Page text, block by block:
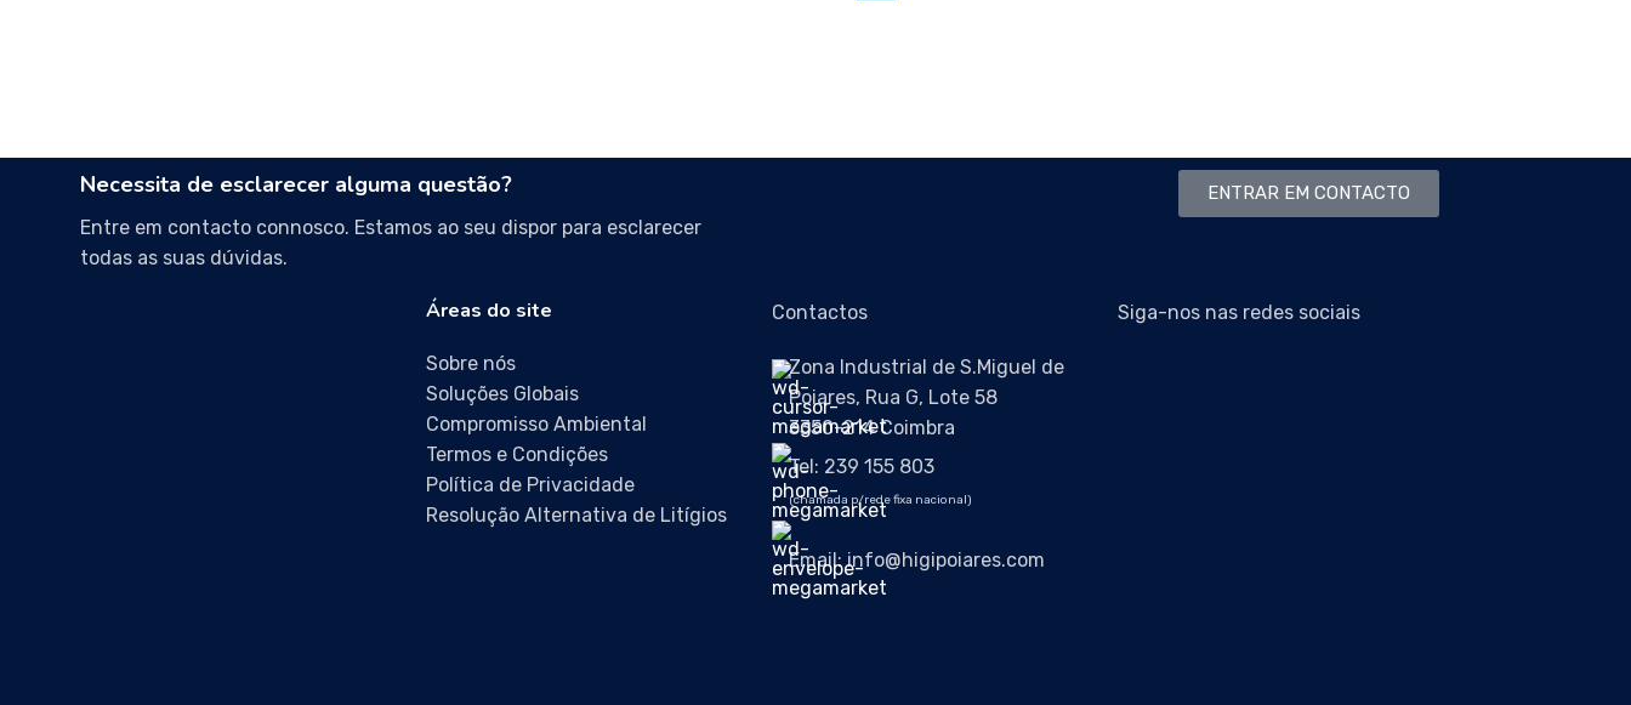
Necessita de esclarecer alguma questão?
Entre em contacto connosco. Estamos ao seu dispor para esclarecer
todas as suas dúvidas.
ENTRAR EM CONTACTO
Áreas do site
Sobre nós
Soluções Globais
Compromisso Ambiental
Termos e Condições
Política de Privacidade
Resolução Alternativa de Litígios
Contactos
Zona Industrial de S.Miguel de
Poiares, Rua G, Lote 58
3350-214 Coimbra
Tel: 239 155 803
(chamada p/rede fixa nacional)
Email: info@higipoiares.com
Siga-nos nas redes sociais